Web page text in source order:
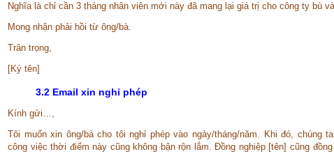
Nghĩa là chỉ cần 3 tháng nhân viên mới này đã mang lại giá trị cho công ty bù
Mong nhận phải hồi từ ông/bà.
Trân trọng,
[Ký tên]
3.2 Email xin nghỉ phép
Kính gửi…,
Tôi muốn xin ông/bà cho tôi nghỉ phép vào ngày/tháng/năm. Khi đó, chúng
công việc thời điểm này cũng không bận rộn lắm. Đồng nghiệp [tên] cũng